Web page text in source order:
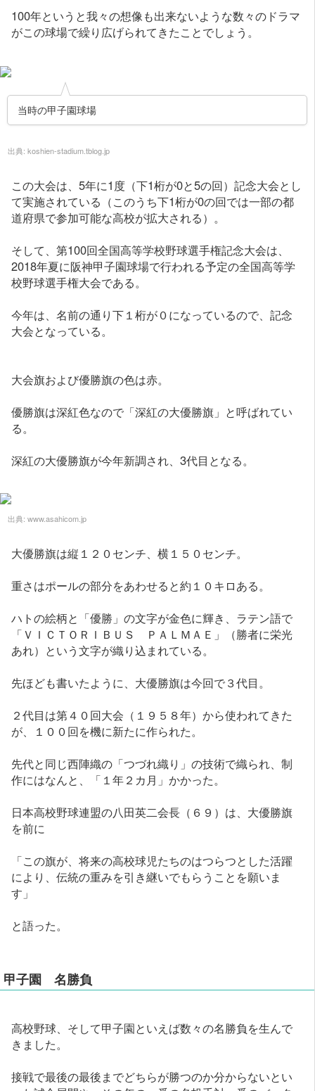
100年というと我々の想像も出来ないような数々のドラマ
がこの球場で繰り広げられてきたことでしょう。
当時の甲子園球場
出典: koshien-stadium.tblog.jp
この大会は、5年に1度（下1桁が0と5の回）記念大会とし
て実施されている（このうち下1桁が0の回では一部の都
道府県で参加可能な高校が拡大される）。
そして、第100回全国高等学校野球選手権記念大会は、
2018年夏に阪神甲子園球場で行われる予定の全国高等学
校野球選手権大会である。
今年は、名前の通り下１桁が０になっているので、記念
大会となっている。
大会旗および優勝旗の色は赤。
優勝旗は深紅色なので「深紅の大優勝旗」と呼ばれてい
る。
深紅の大優勝旗が今年新調され、3代目となる。
出典: www.asahicom.jp
大優勝旗は縦１２０センチ、横１５０センチ。
重さはポールの部分をあわせると約１０キロある。
ハトの絵柄と「優勝」の文字が金色に輝き、ラテン語で
「ＶＩＣＴＯＲＩＢＵＳ ＰＡＬＭＡＥ」（勝者に栄光
あれ）という文字が織り込まれている。
先ほども書いたように、大優勝旗は今回で３代目。
２代目は第４０回大会（１９５８年）から使われてきた
が、１００回を機に新たに作られた。
先代と同じ西陣織の「つづれ織り」の技術で織られ、制
作にはなんと、「１年２カ月」かかった。
日本高校野球連盟の八田英二会長（６９）は、大優勝旗
を前に
「この旗が、将来の高校球児たちのはつらつとした活躍
により、伝統の重みを引き継いでもらうことを願いま
す」
と語った。
甲子園 名勝負
高校野球、そして甲子園といえば数々の名勝負を生んで
きました。
接戦で最後の最後までどちらが勝つのか分からないとい